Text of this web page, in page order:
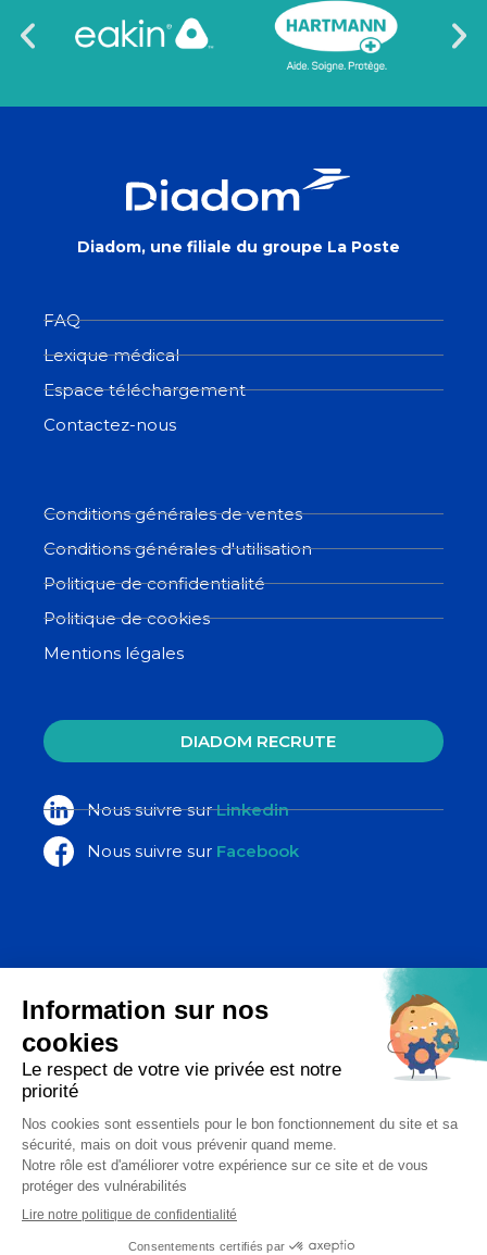
Diadom, une filiale du groupe La Poste
FAQ
Lexique médical
Espace téléchargement
Contactez-nous
Conditions générales de ventes
Conditions générales d'utilisation
Politique de confidentialité
Politique de cookies
Mentions légales
DIADOM RECRUTE
Nous suivre surLinkedin
Nous suivre sur Facebook
04 99 62 38 64
La Poste Santé & Autonomie,
un ensemble d’expertises du groupe
Copyright 2026 - Diadom - Tous droits réservés
Réalisation Étincelle